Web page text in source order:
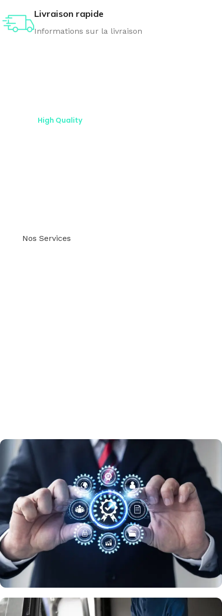
Livraison rapide
Informations sur la livraison
High Quality
Nos Services